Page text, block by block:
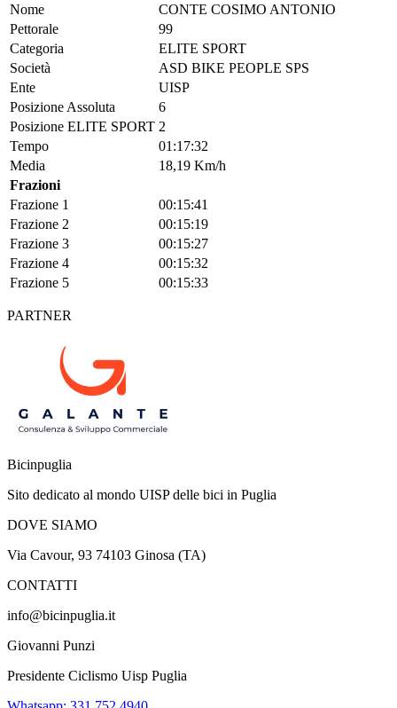
Nome
CONTE COSIMO ANTONIO
Pettorale
99
Categoria
ELITE SPORT
Società
ASD BIKE PEOPLE SPS
Ente
UISP
Posizione Assoluta
6
Posizione ELITE SPORT 2
Tempo
01:17:32
Media
18,19 Km/h
Frazioni
Frazione 1
00:15:41
Frazione 2
00:15:19
Frazione 3
00:15:27
Frazione 4
00:15:32
Frazione 5
00:15:33
PARTNER
Bicinpuglia
Sito dedicato al mondo UISP delle bici in Puglia
DOVE SIAMO
Via Cavour, 93 74103 Ginosa (TA)
CONTATTI
info@bicinpuglia.it
Giovanni Punzi
Presidente Ciclismo Uisp Puglia